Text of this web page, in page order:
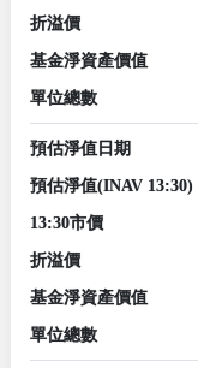
折溢價
基金淨資產價值
單位總數
預估淨值日期
預估淨值(INAV 13:30)
13:30市價
折溢價
基金淨資產價值
單位總數